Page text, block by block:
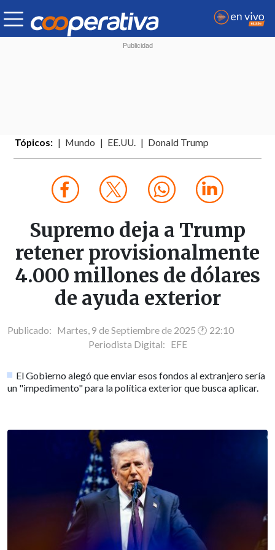
Tópicos: Mundo EE.UU. Donald Trump
Supremo deja a Trump
retener provisionalmente
4.000 millones de dólares
de ayuda exterior
Publicado: Martes, 9 de Septiembre de 2025 🕐 22:10
Periodista Digital: EFE
El Gobierno alegó que enviar esos fondos al extranjero sería
un "impedimento" para la política exterior que busca aplicar.